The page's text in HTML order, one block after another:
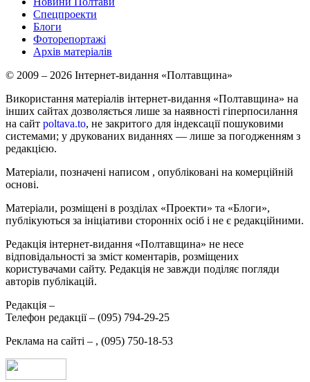
Спецпроекти
Блоги
Фоторепортажі
Архів матеріалів
© 2009 – 2026 Інтернет-видання «Полтавщина»
Використання матеріалів інтернет-видання «Полтавщина» на
інших сайтах дозволяється лише за наявності гіперпосилання
на сайт poltava.to, не закритого для індексації пошуковими
системами; у друкованих виданнях — лише за погодженням з
редакцією.
Матеріали, позначені написом , опубліковані на комерційній
основі.
Матеріали, розміщені в розділах «Проекти» та «Блоги»,
публікуються за ініціативи сторонніх осіб і не є редакційними.
Редакція інтернет-видання «Полтавщина» не несе
відповідальності за зміст коментарів, розміщених
користувачами сайту. Редакція не завжди поділяє погляди
авторів публікацій.
Редакція –
Телефон редакції – (095) 794-29-25
Реклама на сайті – , (095) 750-18-53